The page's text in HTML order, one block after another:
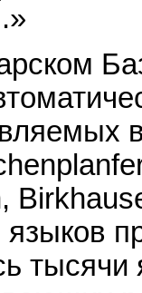
языков